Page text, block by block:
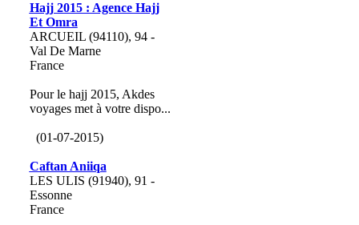
Hajj 2015 : Agence Hajj
Et Omra
ARCUEIL (94110), 94 -
Val De Marne
France
Pour le hajj 2015, Akdes
voyages met à votre dispo...
(01-07-2015)
Caftan Aniiqa
LES ULIS (91940), 91 -
Essonne
France